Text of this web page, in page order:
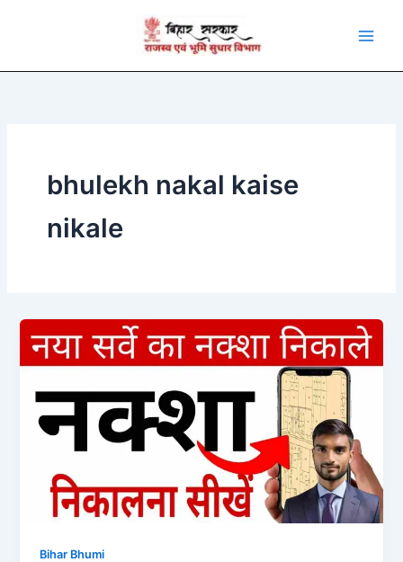
bhulekh nakal kaise
nikale
Bihar Bhumi